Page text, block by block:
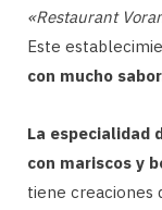
«Restaurant
Este
con mucho
La especialidad
con mariscos y
tiene creaciones